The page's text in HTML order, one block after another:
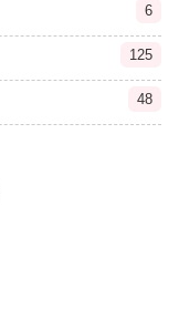
6
125
48